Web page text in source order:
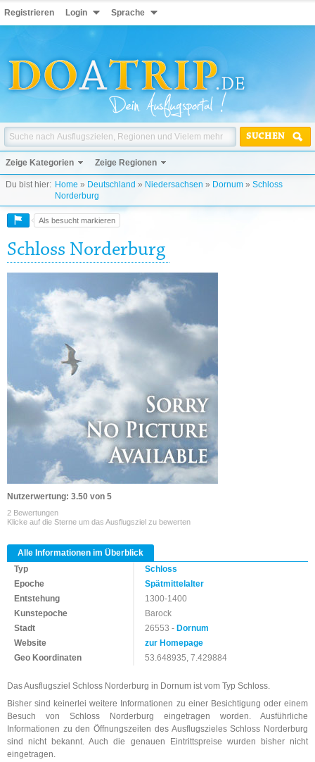
Registrieren Login Sprache
SUCHEN
Zeige Kategorien Zeige Regionen
Du bist hier: Home » Deutschland » Niedersachsen » Dornum » Schloss
Norderburg
Als besucht markieren
Schloss Norderburg
Nutzerwertung: 3.50 von 5
2 Bewertungen
Klicke auf die Sterne um das Ausflugsziel zu bewerten
Alle Informationen im Überblick
Typ
Schloss
Epoche
Spätmittelalter
Entstehung
1300-1400
Kunstepoche
Barock
Stadt
26553 - Dornum
Website
zur Homepage
Geo Koordinaten
53.648935, 7.429884
Das Ausflugsziel Schloss Norderburg in Dornum ist vom Typ Schloss.
Bisher sind keinerlei weitere Informationen zu einer Besichtigung oder einem
Besuch von Schloss Norderburg eingetragen worden. Ausführliche
Informationen zu den Öffnungszeiten des Ausflugszieles Schloss Norderburg
sind nicht bekannt. Auch die genauen Eintrittspreise wurden bisher nicht
eingetragen.